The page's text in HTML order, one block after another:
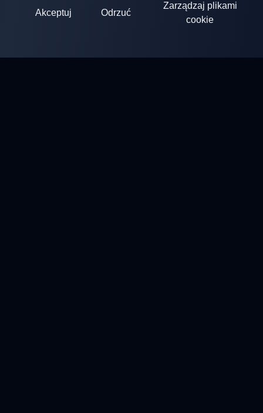
Akceptuj Odrzuć
Zarządzaj plikami
cookie